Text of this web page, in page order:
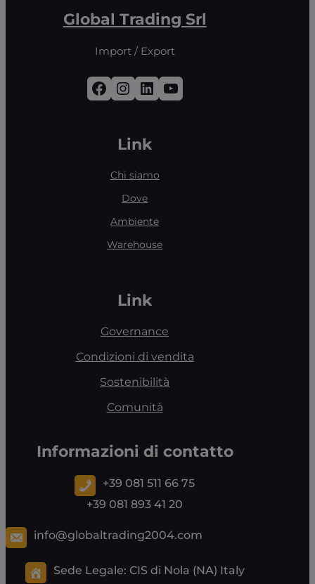
Global Trading Srl
Import / Export
Facebook Instagram LinkedIn YouTube
Link
Chi siamo
Dove
Ambiente
Warehouse
Link
Governance
Condizioni di vendita
Sostenibilità
Comunità
Informazioni di contatto
+39 081 511 66 75
+39 081 893 41 20
info@globaltrading2004.com
Sede Legale: CIS di Nola (NA) Italy